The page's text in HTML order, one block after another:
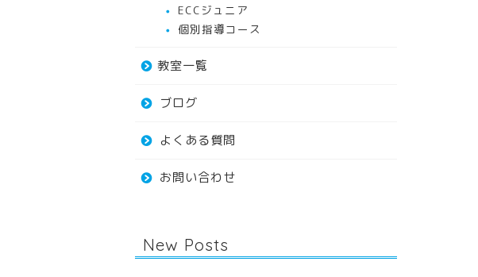
ECCジュニア
個別指導コース
教室一覧
ブログ
よくある質問
お問い合わせ
New Posts